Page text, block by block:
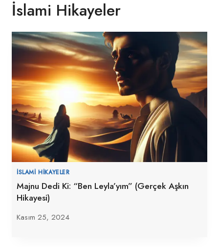
İslami Hikayeler
İSLAMI HIKAYELER
Majnu Dedi Ki: “Ben Leyla’yım” (Gerçek Aşkın
Hikayesi)
Kasım 25, 2024